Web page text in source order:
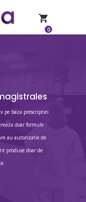
0
pe baza prescriptiei
doar formule
au autorizatie de
produse doar de